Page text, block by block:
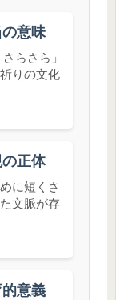
意味
らさら」
りの文化
正体
に短くさ
文脈が存
的意義